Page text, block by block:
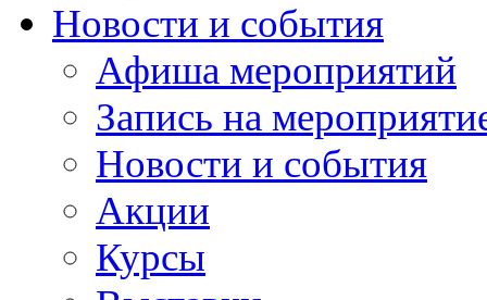
Новости и события
Афиша мероприятий
Запись на
Новости и события
Акции
Курсы